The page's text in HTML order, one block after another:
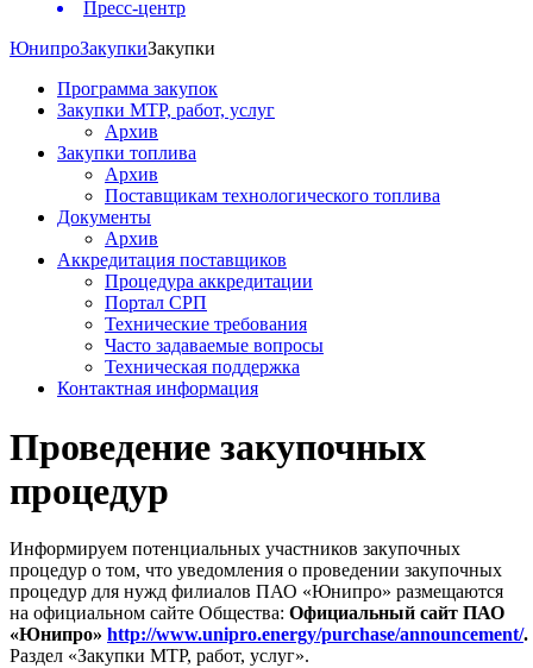
Пресс-центр
ЮнипроЗакупкиЗакупки
Программа закупок
Закупки МТР, работ, услуг
Архив
Закупки топлива
Архив
Поставщикам технологического топлива
Документы
Архив
Аккредитация поставщиков
Процедура аккредитации
Портал СРП
Технические требования
Часто задаваемые вопросы
Техническая поддержка
Контактная информация
Проведение закупочных
процедур
Информируем потенциальных участников закупочных
процедур о том, что уведомления о проведении закупочных
процедур для нужд филиалов ПАО «Юнипро» размещаются
на официальном сайте Общества: Официальный сайт ПАО
«Юнипро» http://www.unipro.energy/purchase/announcement/.
Раздел «Закупки МТР, работ, услуг».